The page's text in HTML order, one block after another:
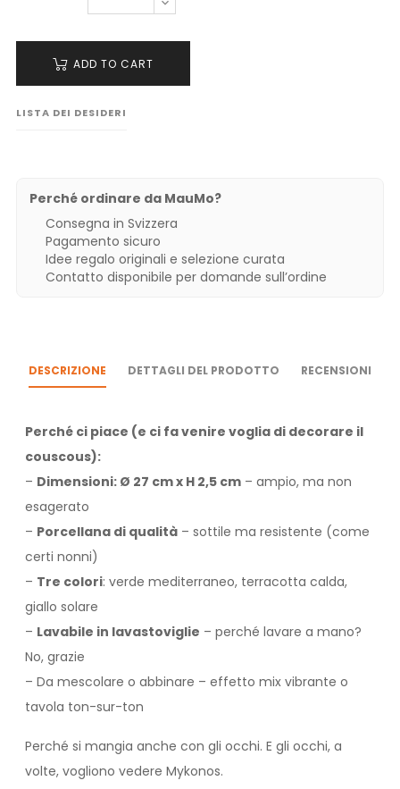
ADD TO CART
LISTA DEI DESIDERI
Perché ordinare da MauMo?
Consegna in Svizzera
Pagamento sicuro
Idee regalo originali e selezione curata
Contatto disponibile per domande sull’ordine
DESCRIZIONE DETTAGLI DEL PRODOTTO RECENSIONI
Perché ci piace (e ci fa venire voglia di decorare il
couscous):
– Dimensioni: Ø 27 cm x H 2,5 cm – ampio, ma non
esagerato
– Porcellana di qualità – sottile ma resistente (come
certi nonni)
– Tre colori: verde mediterraneo, terracotta calda,
giallo solare
– Lavabile in lavastoviglie – perché lavare a mano?
No, grazie
– Da mescolare o abbinare – effetto mix vibrante o
tavola ton-sur-ton
Perché si mangia anche con gli occhi. E gli occhi, a
volte, vogliono vedere Mykonos.